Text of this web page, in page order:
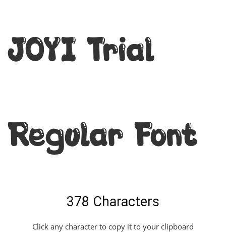
JOYI Trial
Regular Font
378 Characters
Click any character to copy it to your clipboard